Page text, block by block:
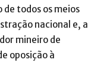
de todos os meios
nacional e, a
mineiro de
oposição à